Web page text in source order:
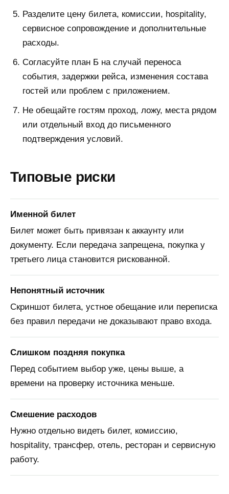
Разделите цену билета, комиссии, hospitality,
сервисное сопровождение и дополнительные
расходы.
Согласуйте план Б на случай переноса
события, задержки рейса, изменения состава
гостей или проблем с приложением.
Не обещайте гостям проход, ложу, места рядом
или отдельный вход до письменного
подтверждения условий.
Типовые риски
Именной билет
Билет может быть привязан к аккаунту или
документу. Если передача запрещена, покупка у
третьего лица становится рискованной.
Непонятный источник
Скриншот билета, устное обещание или переписка
без правил передачи не доказывают право входа.
Слишком поздняя покупка
Перед событием выбор уже, цены выше, а
времени на проверку источника меньше.
Смешение расходов
Нужно отдельно видеть билет, комиссию,
hospitality, трансфер, отель, ресторан и сервисную
работу.